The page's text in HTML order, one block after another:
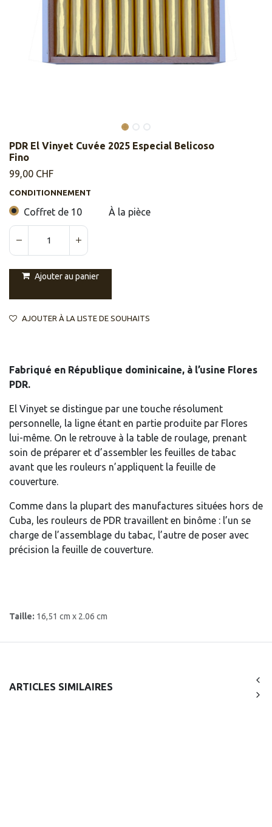
PDR El Vinyet Cuvée 2025 Especial Belicoso
Fino
99,00 CHF
CONDITIONNEMENT
Coffret de 10 À la pièce
Ajouter au panier
AJOUTER À LA LISTE DE SOUHAITS
Fabriqué en République dominicaine, à l’usine Flores
PDR.
El Vinyet se distingue par une touche résolument
personnelle, la ligne étant en partie produite par Flores
lui-même. On le retrouve à la table de roulage, prenant
soin de préparer et d’assembler les feuilles de tabac
avant que les rouleurs n’appliquent la feuille de
couverture.
Comme dans la plupart des manufactures situées hors de
Cuba, les rouleurs de PDR travaillent en binôme : l’un se
charge de l’assemblage du tabac, l’autre de poser avec
précision la feuille de couverture.
Taille: 16,51 cm x 2.06 cm
ARTICLES SIMILAIRES